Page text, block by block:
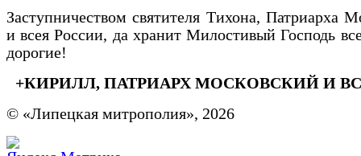
Заступничеством святителя Тихона, Патриарха
и всея России, да хранит Милостивый Господь
дорогие!
+КИРИЛЛ, ПАТРИАРХ МОСКОВСКИЙ И
© «Липецкая митрополия», 2026